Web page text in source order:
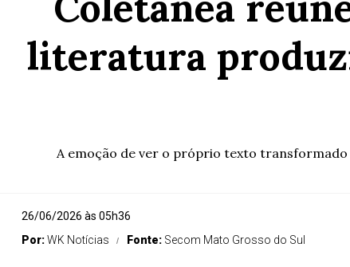
literatura
A emoção de ver o próprio texto transformado
26/06/2026 às 05h36
Por:WK Notícias Fonte: Secom Mato Grosso do Sul